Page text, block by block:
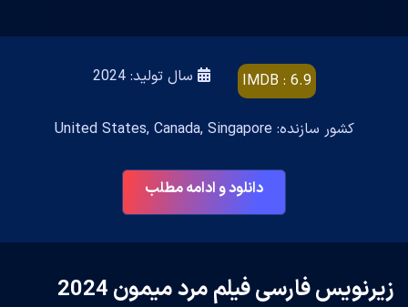
IMDB : 6.9 سال تولید: 2024
کشور سازنده: United States, Canada, Singapore
دانلود و ادامه مطلب
زیرنویس فارسی فیلم مرد میمون 2024